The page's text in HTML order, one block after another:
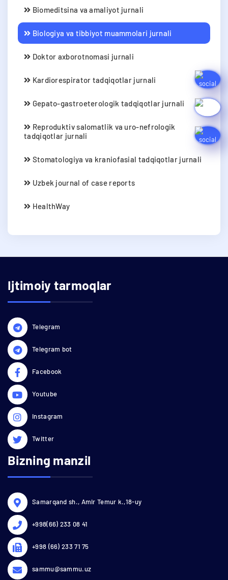
Biomeditsina va amaliyot jurnali
Biologiya va tibbiyot muammolari jurnali
Doktor axborotnomasi jurnali
Kardiorespirator tadqiqotlar jurnali
Gepato-gastroeterologik tadqiqotlar jurnali
Reproduktiv salomatlik va uro-nefrologik
tadqiqotlar jurnali
Stomatologiya va kraniofasial tadqiqotlar jurnali
Uzbek journal of case reports
HealthWay
Ijtimoiy tarmoqlar
Telegram
Telegram bot
Facebook
Youtube
Instagram
Twitter
Bizning manzil
Samarqand sh., Amir Temur k.,18-uy
+998(66) 233 08 41
+998 (66) 233 71 75
sammu@sammu.uz